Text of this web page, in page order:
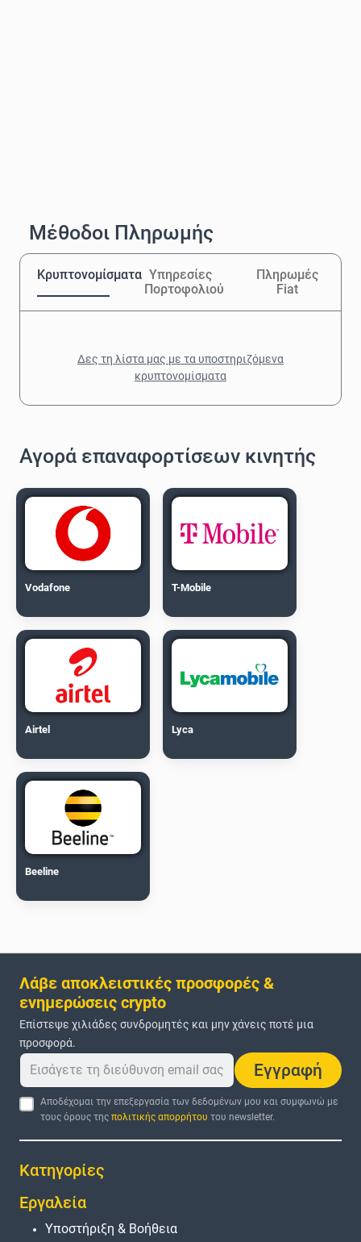
Μέθοδοι Πληρωμής
Κρυπτονομίσματα Υπηρεσίες
Πορτοφολιού
Πληρωμές
Fiat
Δες τη λίστα μας με τα υποστηριζόμενα
κρυπτονομίσματα
Αγορά επαναφορτίσεων κινητής
Vodafone T-Mobile
Airtel Lyca
Beeline
Λάβε αποκλειστικές προσφορές &
ενημερώσεις crypto
Επίστεψε χιλιάδες συνδρομητές και μην χάνεις ποτέ μια
προσφορά.
Εγγραφή
Αποδέχομαι την επεξεργασία των δεδομένων μου και συμφωνώ με
τους όρους τηςπολιτικής απορρήτου του newsletter.
Κατηγορίες
Εργαλεία
Υποστήριξη & Βοήθεια